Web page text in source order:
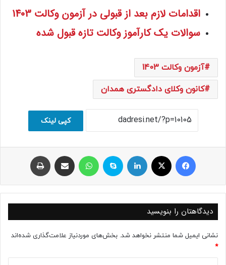
اقدامات لازم بعد از قبولی در آزمون وکالت 1403
سوالات یک کارآموز وکالت تازه قبول شده
آزمون وکالت 1403
کانون وکلای دادگستری همدان
کپی لینک
فیسبوک ایکس لینکداین اسکایپ واتس آپ اشتراک با ایمیل
دیدگاهتان را بنویسید
نشانی ایمیل شما منتشر نخواهد شد. بخش‌های موردنیاز علامت‌گذاری شده‌اند
*